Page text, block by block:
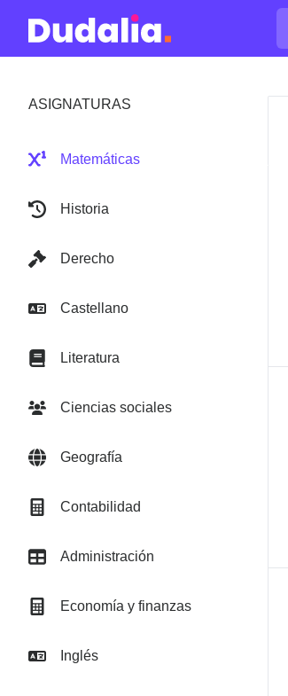
ASIGNATURAS
Matemáticas
Historia
Derecho
Castellano
Literatura
Ciencias sociales
Geografía
Contabilidad
Administración
Economía y finanzas
Inglés